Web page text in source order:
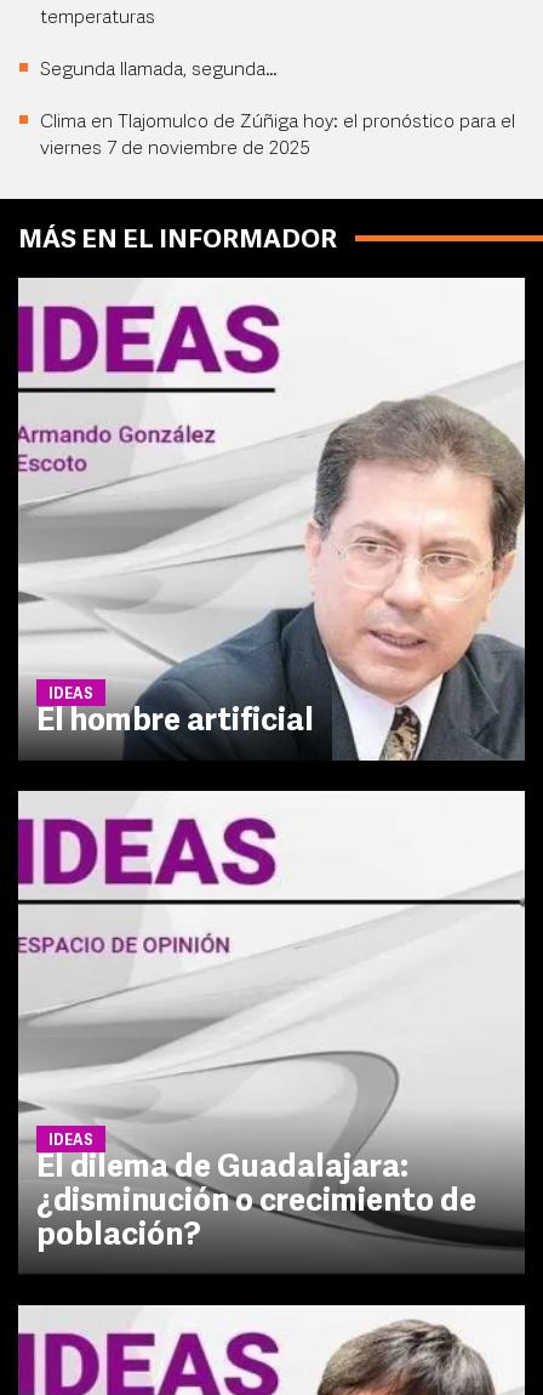
temperaturas
Segunda llamada, segunda…
Clima en Tlajomulco de Zúñiga hoy: el pronóstico para el
viernes 7 de noviembre de 2025
MÁS EN EL INFORMADOR
IDEAS
El hombre artificial
IDEAS
El dilema de Guadalajara:
¿disminución o crecimiento de
población?